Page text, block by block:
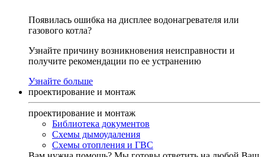
Появилась ошибка на дисплее водонагревателя или
газового котла?
Узнайте причину возникновения неисправности и
получите рекомендации по ее устранению
Узнайте больше
проектирование и монтаж
проектирование и монтаж
Библиотека документов
Схемы дымоудаления
Схемы отопления и ГВС